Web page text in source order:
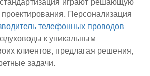
Персонализация
телефонных проводов
к уникальным
клиентов, предлагая решения,
задачи.